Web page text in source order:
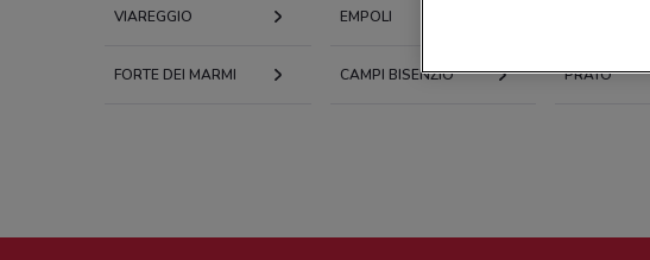
VIAREGGIO EMPOLI
FORTE DEI MARMI CAMPI BISENZIO PRATO